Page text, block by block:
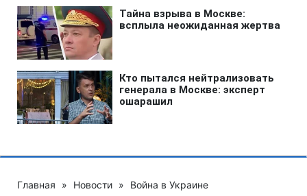
Главная » Новости » Война в Украине